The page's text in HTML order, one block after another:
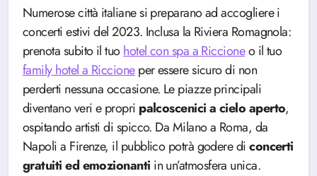
Numerose città italiane si preparano ad accogliere i
concerti estivi del 2023. Inclusa la Riviera Romagnola:
prenota subito il tuohotel con spa a Riccioneo il tuo
family hotel a Riccioneper essere sicuro di non
perderti nessuna occasione. Le piazze principali
diventano veri e propri palcoscenici a cielo aperto,
ospitando artisti di spicco. Da Milano a Roma, da
Napoli a Firenze, il pubblico potrà godere diconcerti
gratuiti ed emozionanti in un’atmosfera unica.